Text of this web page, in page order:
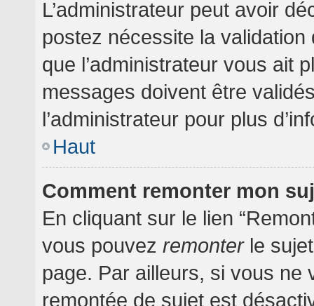
L’administrateur peut avoir
postez nécessite la
que l’administrateur vous ait
messages doivent être
l’administrateur pour plus
Haut
Comment remonter mon
En cliquant sur le lien
vous pouvez remonterle
page. Par ailleurs, si vous ne
remontée de sujet est